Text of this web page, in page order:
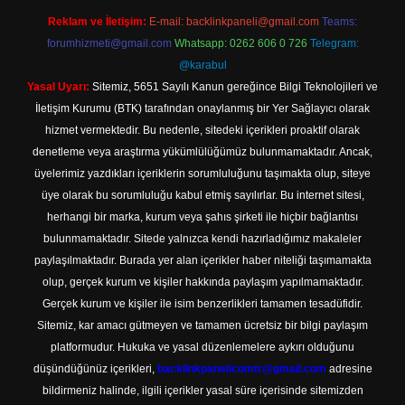
Reklam ve İletişim: E-mail: backlinkpaneli@gmail.com Teams:
forumhizmeti@gmail.com Whatsapp: 0262 606 0 726 Telegram:
@karabul
Yasal Uyarı: Sitemiz, 5651 Sayılı Kanun gereğince Bilgi Teknolojileri ve
İletişim Kurumu (BTK) tarafından onaylanmış bir Yer Sağlayıcı olarak
hizmet vermektedir. Bu nedenle, sitedeki içerikleri proaktif olarak
denetleme veya araştırma yükümlülüğümüz bulunmamaktadır. Ancak,
üyelerimiz yazdıkları içeriklerin sorumluluğunu taşımakta olup, siteye
üye olarak bu sorumluluğu kabul etmiş sayılırlar. Bu internet sitesi,
herhangi bir marka, kurum veya şahıs şirketi ile hiçbir bağlantısı
bulunmamaktadır. Sitede yalnızca kendi hazırladığımız makaleler
paylaşılmaktadır. Burada yer alan içerikler haber niteliği taşımamakta
olup, gerçek kurum ve kişiler hakkında paylaşım yapılmamaktadır.
Gerçek kurum ve kişiler ile isim benzerlikleri tamamen tesadüfidir.
Sitemiz, kar amacı gütmeyen ve tamamen ücretsiz bir bilgi paylaşım
platformudur. Hukuka ve yasal düzenlemelere aykırı olduğunu
düşündüğünüz içerikleri, backlinkpanelicomtr@gmail.com adresine
bildirmeniz halinde, ilgili içerikler yasal süre içerisinde sitemizden